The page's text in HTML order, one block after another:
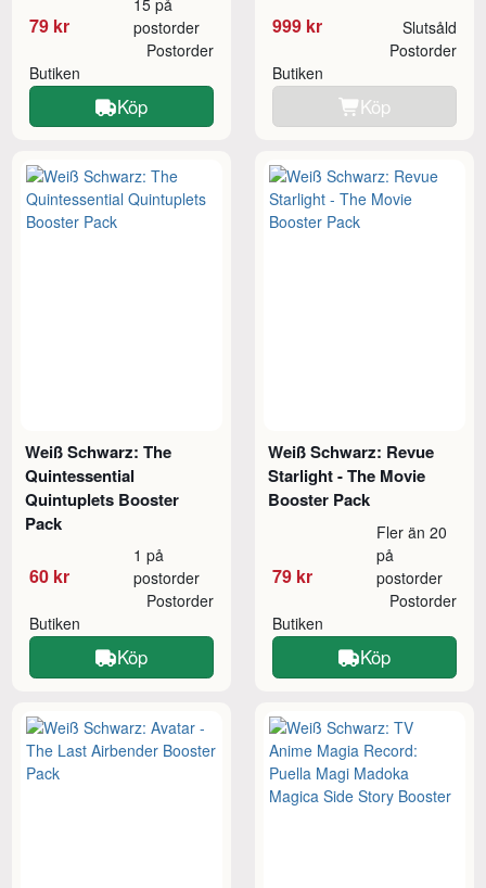
79 kr
15 på
postorder
Butiken
Postorder
Köp
999 kr Slutsåld
Butiken
Postorder
Köp
Weiß Schwarz: The
Quintessential
Quintuplets Booster
Pack
60 kr
1 på
postorder
Butiken
Postorder
Köp
Weiß Schwarz: Revue
Starlight - The Movie
Booster Pack
79 kr
Fler än 20
på
postorder
Butiken
Postorder
Köp